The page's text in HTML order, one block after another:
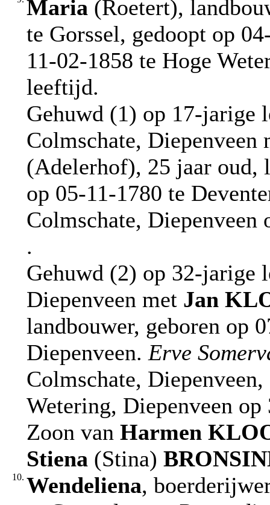
Maria (Roetert),
te Gorssel, gedoopt op
11-02-1858 te Hoge
leeftijd.
Gehuwd (1) op 17-jarige
Colmschate, Diepenveen
(Adelerhof), 25 jaar oud,
op 05-11-1780 te
Colmschate,
.
Gehuwd (2) op 32-jarige
Diepenveen met Jan
landbouwer, geboren op
Diepenveen. Erve
Colmschate,
Wetering, Diepenveen
Zoon van Harmen
Stiena (Stina)
10. Wendeliena,